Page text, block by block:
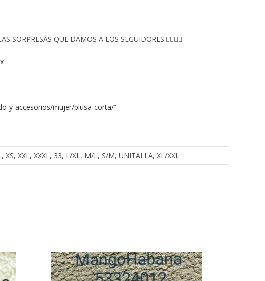
QUE DAMOS A LOS SEGUIDORES.👇🏻👇🏻
y-accesorios/mujer/blusa-corta/”
XXL, XXXL, 33, L/XL, M/L, S/M, UNITALLA, XL/XXL